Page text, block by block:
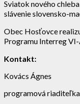
Sviatok nového
slávenie slovensko-
Obec Hosťovce
Programu Interreg
Kontakt:
Kovács Ágnes
programová riaditeľka